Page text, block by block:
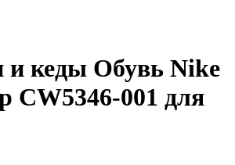
и кеды Обувь Nike
CW5346-001 для